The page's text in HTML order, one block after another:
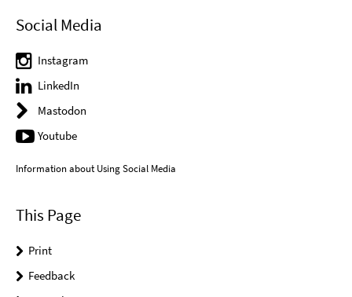
Social Media
Instagram
LinkedIn
Mastodon
Youtube
Information about Using Social Media
This Page
Print
Feedback